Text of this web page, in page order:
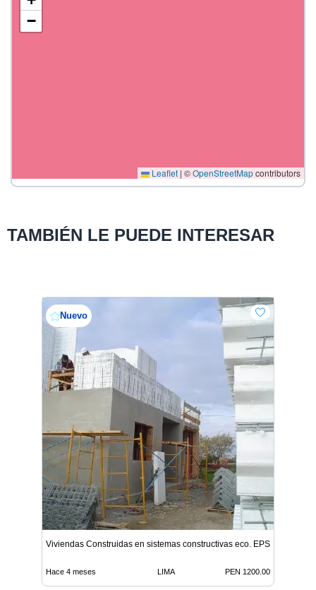
−
Leaflet | ©OpenStreetMapcontributors
TAMBIÉN LE PUEDE INTERESAR
Nuevo
Viviendas Construidas en sistemas constructivas eco. EPSOBS
Hace 4 meses LIMA PEN 1200.00